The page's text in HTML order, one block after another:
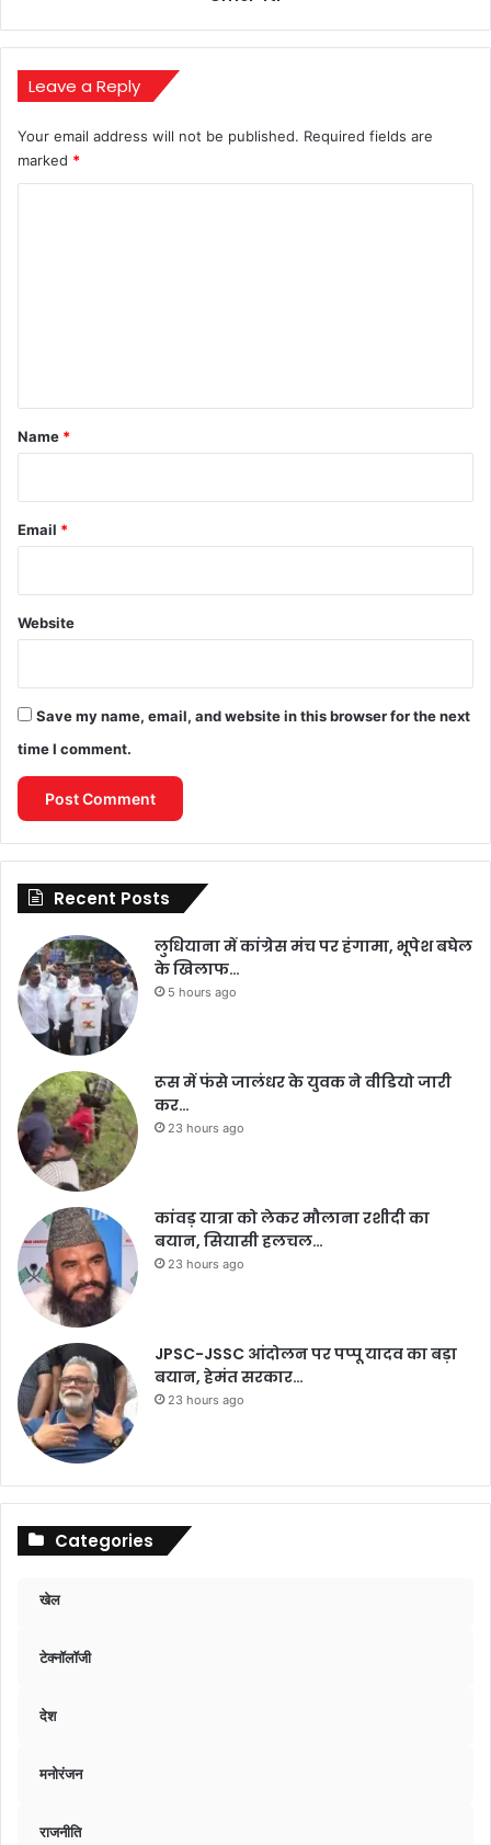
165Hz
की
खासियत
Leave a Reply
Your email address will not be published. Required fields are
marked *
*
Name *
Email *
Website
Save my name, email, and website in this browser for the next
time I comment.
Recent Posts
लुधियाना में कांग्रेस मंच पर हंगामा, भूपेश बघेल
के खिलाफ…
5 hours ago
रूस में फंसे जालंधर के युवक ने वीडियो जारी
कर…
23 hours ago
कांवड़ यात्रा को लेकर मौलाना रशीदी का
बयान, सियासी हलचल…
23 hours ago
JPSC-JSSC आंदोलन पर पप्पू यादव का बड़ा
बयान, हेमंत सरकार…
23 hours ago
Categories
खेल
टेक्नॉलॉजी
देश
मनोरंजन
राजनीति